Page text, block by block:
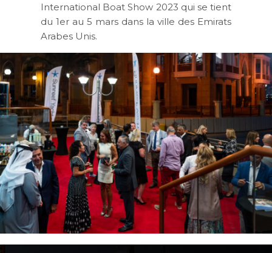
International Boat Show 2023 qui se tient
du 1er au 5 mars dans la ville des Emirats
Arabes Unis.